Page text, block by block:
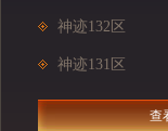
神迹132区
神迹131区
查